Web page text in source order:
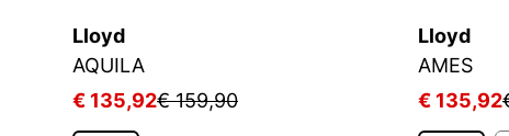
Lloyd
AQUILA
€ 135,92€ 159,90
Lloyd
AMES
€ 135,92